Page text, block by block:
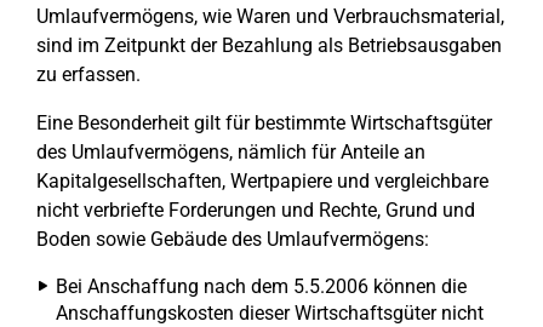
Umlaufvermögens, wie Waren und Verbrauchsmaterial,
sind im Zeitpunkt der Bezahlung als Betriebsausgaben
zu erfassen.
Eine Besonderheit gilt für bestimmte Wirtschaftsgüter
des Umlaufvermögens, nämlich für Anteile an
Kapitalgesellschaften, Wertpapiere und vergleichbare
nicht verbriefte Forderungen und Rechte, Grund und
Boden sowie Gebäude des Umlaufvermögens:
Bei Anschaffung nach dem 5.5.2006 können die
Anschaffungskosten dieser Wirtschaftsgüter nicht